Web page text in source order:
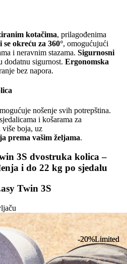
-20%Limited
-20%Limited
kotačima, prilagođenima
okreću za 360°, omogućujući
i neravnim stazama. Sigurnosni
dodatnu sigurnost. Ergonomska
bez napora.
nošenje svih potrepština.
i košarama za
više boja, uz
prema vašim željama.
3S dvostruka kolica –
i do 22 kg po sjedalu
Twin 3S